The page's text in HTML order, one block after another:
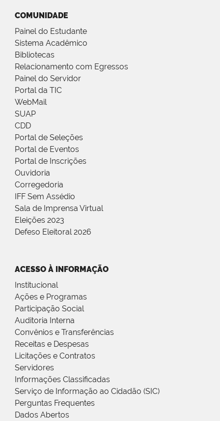
COMUNIDADE
Painel do Estudante
Sistema Acadêmico
Bibliotecas
Relacionamento com Egressos
Painel do Servidor
Portal da TIC
WebMail
SUAP
CDD
Portal de Seleções
Portal de Eventos
Portal de Inscrições
Ouvidoria
Corregedoria
IFF Sem Assédio
Sala de Imprensa Virtual
Eleições 2023
Defeso Eleitoral 2026
ACESSO À INFORMAÇÃO
Institucional
Ações e Programas
Participação Social
Auditoria Interna
Convênios e Transferências
Receitas e Despesas
Licitações e Contratos
Servidores
Informações Classificadas
Serviço de Informação ao Cidadão (SIC)
Perguntas Frequentes
Dados Abertos